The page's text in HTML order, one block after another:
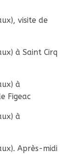
visite de
à Saint Cirq
à
Figeac
à
Après-midi